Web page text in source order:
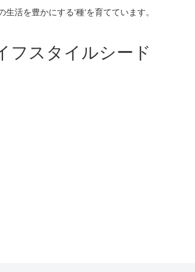
生活を豊かにする‘種‘を育てています。
フスタイルシード